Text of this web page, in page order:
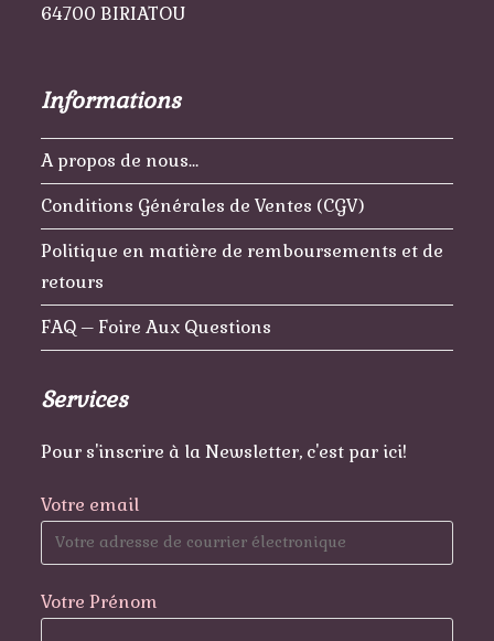
64700 BIRIATOU
Informations
A propos de nous…
Conditions Générales de Ventes (CGV)
Politique en matière de remboursements et de
retours
FAQ – Foire Aux Questions
Services
Pour s'inscrire à la Newsletter, c'est par ici!
Votre email
Votre Prénom